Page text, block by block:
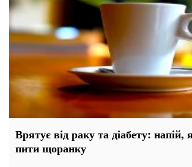
Врятує від раку та діабету: напій,
пити щоранку